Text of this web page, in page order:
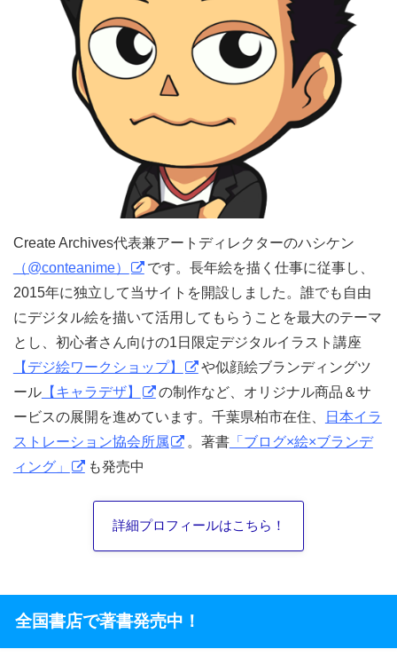
Create Archives代表兼アートディレクターのハシケン
（@conteanime）
です。長年絵を描く仕事に従事し、
2015年に独立して当サイトを開設しました。誰でも自由
にデジタル絵を描いて活用してもらうことを最大のテーマ
とし、初心者さん向けの1日限定デジタルイラスト講座
【デジ絵ワークショップ】
や似顔絵ブランディングツ
ール【キャラデザ】
の制作など、オリジナル商品＆サ
ービスの展開を進めています。千葉県柏市在住、
日本イラ
ストレーション協会所属
。著書「ブログ×絵×ブランデ
ィング」
も発売中
詳細プロフィールはこちら！
全国書店で著書発売中！